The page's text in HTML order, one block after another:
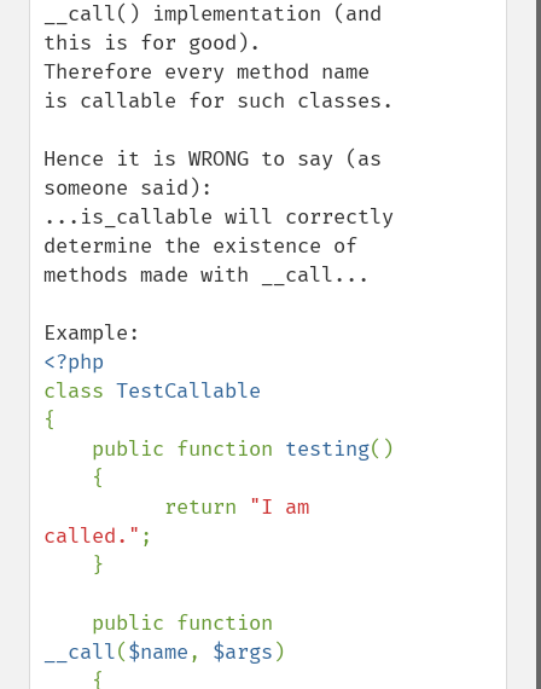
__call() implementation (and
this is for good).
Therefore every method name
is callable for such classes.
Hence it is WRONG to say (as
someone said):
...is_callable will correctly
determine the existence of
methods made with __call...
class
{
    public function
testing()
          return
"I am
called." ;
__call($name, $args )